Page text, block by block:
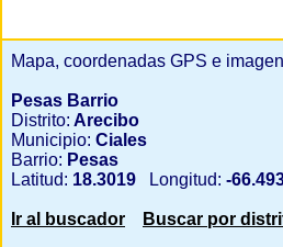
Mapa, coordenadas GPS e
Pesas Barrio
Distrito: Arecibo
Municipio: Ciales
Barrio: Pesas
Latitud: 18.3019 Longitud: -
Ir al buscador Buscar por